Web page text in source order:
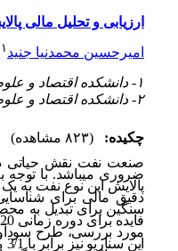
ارزیابی و تحلیل مالی
امیرحسین محمدنیا جنید ۱
۱- دانشکده اقتصاد و علوم سیاسی، دانشگاه شهیدبهشتی، تهران، ایران،
۲- دانشکده اقتصاد و علوم سیاسی، دانشگاه شهیدبهشتی، تهران، ایران، ،
چکیده:
(۸۲۳ مشاهده)
صنعت نفت نقش حیاتی در
ضروری میباشد. با
پالایش این نوع نفت به
دقیق مالی برای
سنگین برای تبدیل به
مورد بررسی، طرح